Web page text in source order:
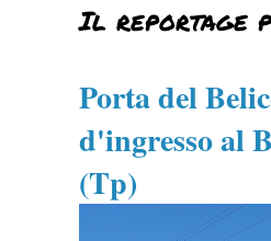
Il reportage
Porta del
d'ingresso al
(Tp)